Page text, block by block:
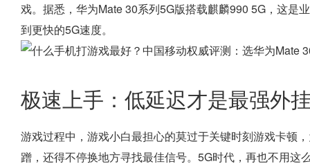
戏。据悉，华为Mate 30系列5G版搭载麒麟990 5G，这是
到更快的5G速度。
极速上手：低延迟才是最强外
游戏过程中，游戏小白最担心的莫过于关键时刻游戏卡顿
蹭，还得不停换地方寻找最佳信号。5G时代，再也不用这